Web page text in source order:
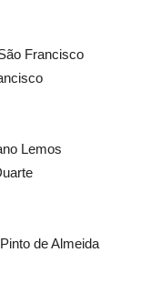
Francisco
Lemos
de Almeida